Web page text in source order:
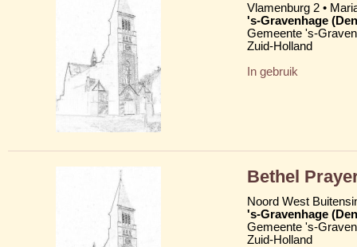
Vlamenburg 2 •
's-Gravenhage
Gemeente 's-
Zuid-Holland
In gebruik
Bethel
Noord West
's-Gravenhage
Gemeente 's-
Zuid-Holland